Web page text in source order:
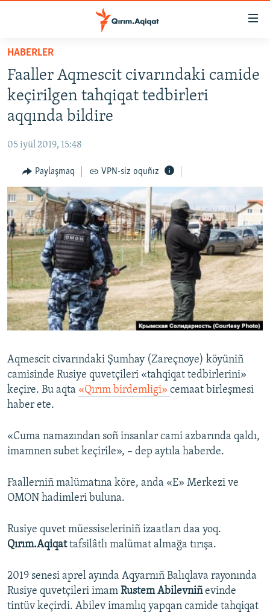
Esas
qaytmaq
Baş
navigatsiyağa
qaytmaq
Qıdıruvğa
qaytmaq
HABERLER
İQTİSADİYAT
MEDENİYET
İNSAN AQLARI
VİDEO
SÜRET
BLOGLAR
FİKİR
Русский
Українською
RFE/RS bütün saytları
HABERLER
Faaller Aqmescit civarındaki camide
keçirilgen tahqiqat tedbirleri
aqqında bildire
05 iyül 2019, 15:48
Paylaşmaq VPN-siz oquñız
Aqmescit civarındaki Şumhay (Zareçnoye) köyüniñ
camisinde Rusiye quvetçileri «tahqiqat tedbirlerini»
keçire. Bu aqta «Qırım birdemligi» cemaat birleşmesi
haber ete.
«Cuma namazından soñ insanlar cami azbarında qaldı,
imamnen subet keçirile», – dep aytıla haberde.
Faallerniñ malümatına köre, anda «E» Merkezi ve
OMON hadimleri buluna.
Rusiye quvet müessiseleriniñ izaatları daa yoq.
Qırım.Aqiqattafsilâtlı malümat almağa tırışa.
2019 senesi aprel ayında Aqyarnıñ Balıqlava rayonında
Rusiye quvetçileri imam Rustem Abilevniñevinde
tintüv keçirdi. Abilev imamlıq yapqan camide tahqiqat